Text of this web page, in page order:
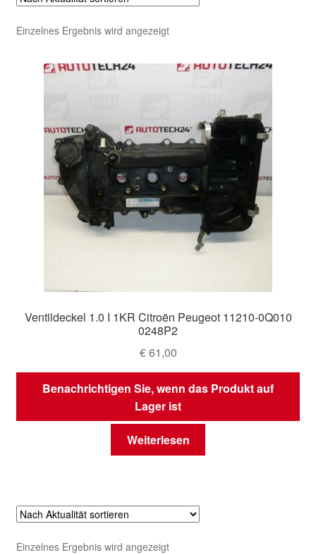
Einzelnes Ergebnis wird angezeigt
Ventildeckel 1.0 I 1KR Citroën Peugeot 11210-0Q010
0248P2
€61,00
Benachrichtigen Sie, wenn das Produkt auf
Lager ist
Weiterlesen
Einzelnes Ergebnis wird angezeigt